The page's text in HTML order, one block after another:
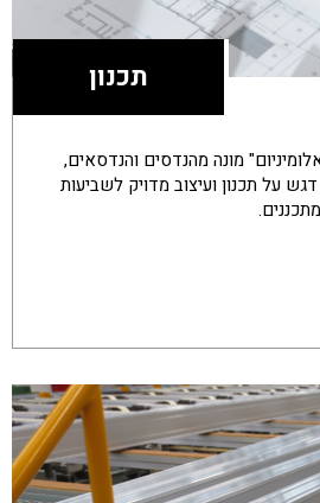
תכנון
מונה מהנדסים והנדסאים,
על תכנון ועיצוב מדויק לשביעות